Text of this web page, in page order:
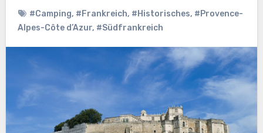
#Camping, #Frankreich, #Historisches, #Provence-
Alpes-Côte d’Azur, #Südfrankreich